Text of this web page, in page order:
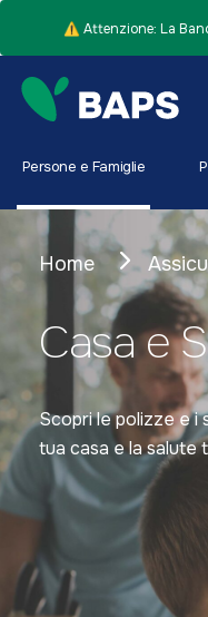
⚠️ Attenzione: La
Persone e Famiglie
Home
Casa e
Scopri le polizze e i
tua casa e la salute